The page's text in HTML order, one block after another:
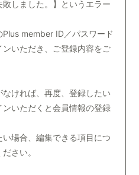
GALLERY
敗しました。】というエラー
member ID／パスワード
ンいただき、ご登録内容をご
ければ、再度、登録したい
いただくと会員情報の登録
場合、編集できる項目につ
さい。